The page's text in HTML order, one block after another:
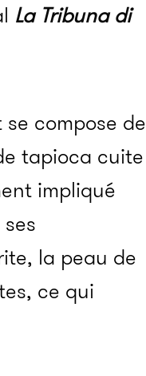
La Tribuna di
compose de
tapioca cuite
impliqué
la peau de
ce qui